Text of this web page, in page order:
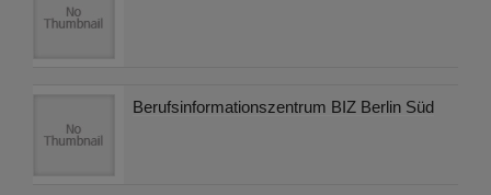
Berufsinformationszentrum BIZ Berlin Süd